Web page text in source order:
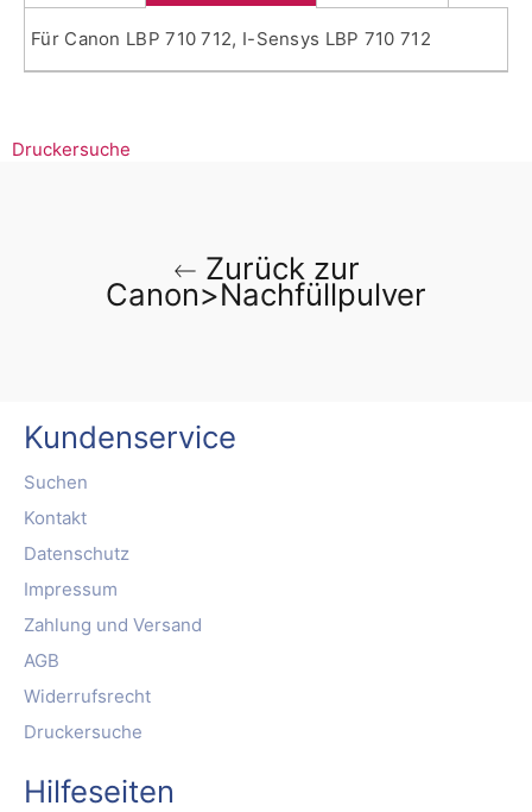
Für Canon LBP 710 712, I-Sensys LBP 710 712
Druckersuche
Zurück zur
Canon>Nachfüllpulver
Kundenservice
Suchen
Kontakt
Datenschutz
Impressum
Zahlung und Versand
AGB
Widerrufsrecht
Druckersuche
Hilfeseiten